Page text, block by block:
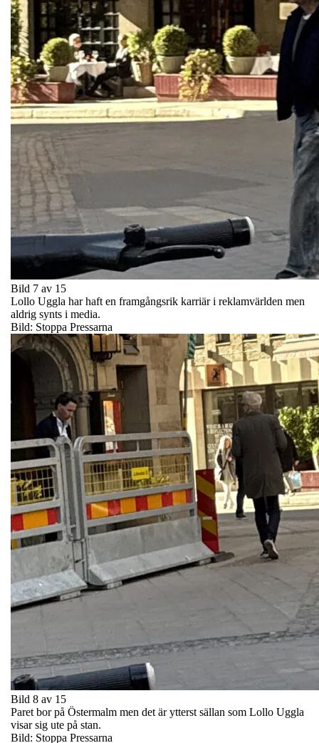
Bild 7 av 15
Lollo Uggla har haft en framgångsrik karriär i reklamvärlden men
aldrig synts i media.
Bild: Stoppa Pressarna
Bild 8 av 15
Paret bor på Östermalm men det är ytterst sällan som Lollo Uggla
visar sig ute på stan.
Bild: Stoppa Pressarna